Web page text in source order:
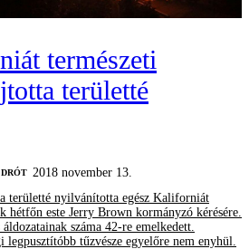
természeti
területté
2018 november 13.
területté nyilvánította egész Kaliforniát
este Jerry Brown kormányzó kérésére.
száma 42-re emelkedett.
tűzvésze egyelőre nem enyhül.